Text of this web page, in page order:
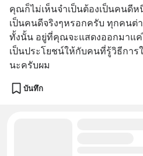
คุณก็ไม่เห็นจำเป็นต้องเป็นคนดี
เป็นคนดีจริงๆหรอกครับ ทุกคนต่
ทั้งนั้น อยู่ที่คุณจะแสดงออกมาแ
เป็นประโยชน์ให้กับคนที่รู้วิธีกา
นะครับผม
บันทึก